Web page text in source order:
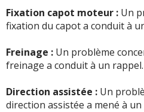
kit de distribution avec la
accessoires et les galets ? Faut
-Fap + poche à changer pour
(+)
Fixation capot moteur : Un
fixation du capot a conduit à
Freinage : Un problème
freinage a conduit à un rappel.
Direction assistée : Un
direction assistée a mené à